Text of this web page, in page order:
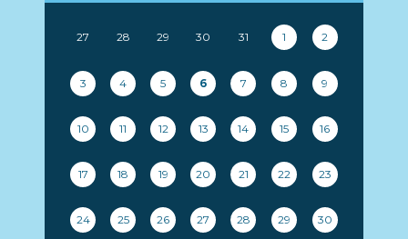
27 28 29 30 31 1 2
3 4 5 6 7 8 9
10 11 12 13 14 15 16
17 18 19 20 21 22 23
24 25 26 27 28 29 30